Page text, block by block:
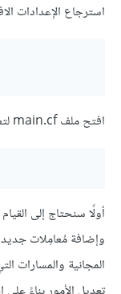
استرجاع الإعدادات
افتح ملف main.cf لتعديله:
المجانية والمسارات